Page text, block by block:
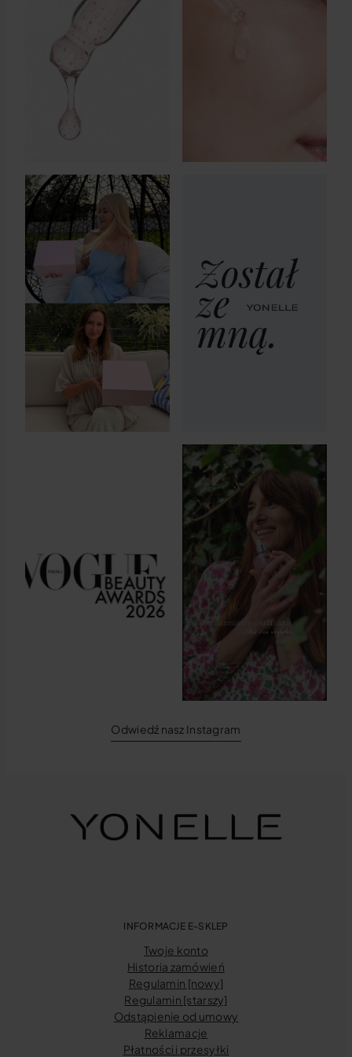
Odwiedź nasz Instagram
INFORMACJE E-SKLEP
Twoje konto
Historia zamówień
Regulamin [nowy]
Regulamin [starszy]
Odstąpienie od umowy
Reklamacje
Płatności i przesyłki